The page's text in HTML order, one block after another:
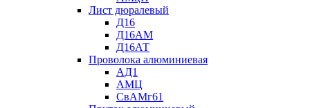
Лист дюралевый
Д16
Д16АМ
Д16АТ
Проволока алюминиевая
АД1
АМЦ
СвАМг61